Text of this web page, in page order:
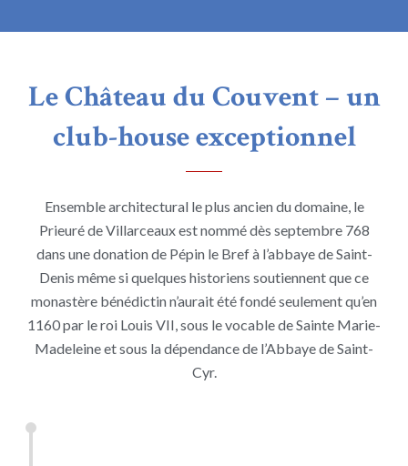
Le Château du Couvent – un
club-house exceptionnel
Ensemble architectural le plus ancien du domaine, le
Prieuré de Villarceaux est nommé dès septembre 768
dans une donation de Pépin le Bref à l’abbaye de Saint-
Denis même si quelques historiens soutiennent que ce
monastère bénédictin n’aurait été fondé seulement qu’en
1160 par le roi Louis VII, sous le vocable de Sainte Marie-
Madeleine et sous la dépendance de l’Abbaye de Saint-
Cyr.